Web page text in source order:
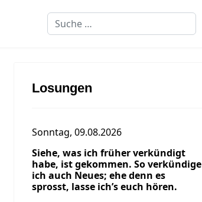
Suchen
Spenden
Losungen
Sonntag, 09.08.2026
Siehe, was ich früher verkündigt
habe, ist gekommen. So verkündige
ich auch Neues; ehe denn es
sprosst, lasse ich’s euch hören.